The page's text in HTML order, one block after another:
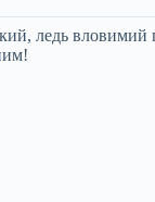
ледь